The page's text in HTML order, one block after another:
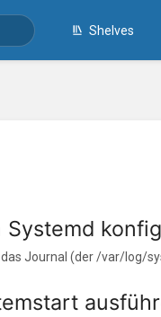
Shelves
Journal (der /var/log/